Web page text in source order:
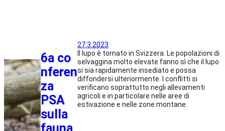
6a co
nferen
za
PSA
sulla
fauna
27.3.2023
Il lupo è tornato in Svizzera. Le popolazioni di
selvaggina molto elevate fanno sì che il lupo
si sia rapidamente insediato e possa
diffondersi ulteriormente. I conflitti si
verificano soprattutto negli allevamenti
agricoli e in particolare nelle aree di
estivazione e nelle zone montane.